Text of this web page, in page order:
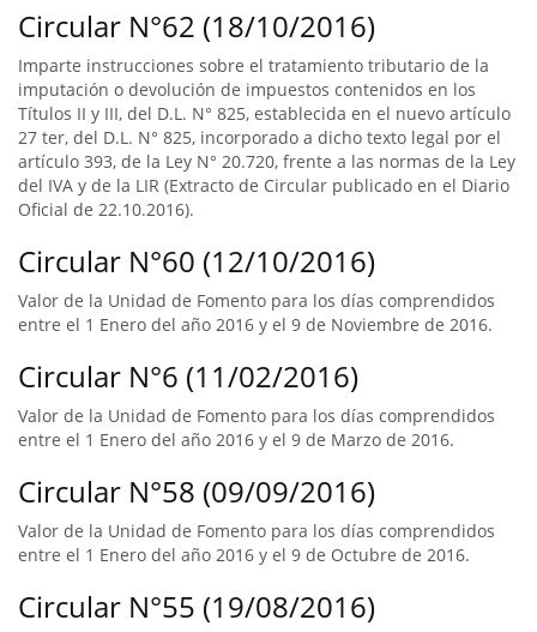
Circular N°62 (18/10/2016)
Imparte instrucciones sobre el tratamiento tributario de la
imputación o devolución de impuestos contenidos en los
Títulos II y III, del D.L. N° 825, establecida en el nuevo artículo
27 ter, del D.L. N° 825, incorporado a dicho texto legal por el
artículo 393, de la Ley N° 20.720, frente a las normas de la Ley
del IVA y de la LIR (Extracto de Circular publicado en el Diario
Oficial de 22.10.2016).
Circular N°60 (12/10/2016)
Valor de la Unidad de Fomento para los días comprendidos
entre el 1 Enero del año 2016 y el 9 de Noviembre de 2016.
Circular N°6 (11/02/2016)
Valor de la Unidad de Fomento para los días comprendidos
entre el 1 Enero del año 2016 y el 9 de Marzo de 2016.
Circular N°58 (09/09/2016)
Valor de la Unidad de Fomento para los días comprendidos
entre el 1 Enero del año 2016 y el 9 de Octubre de 2016.
Circular N°55 (19/08/2016)